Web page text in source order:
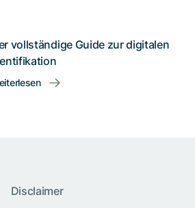
vollständige Guide zur digitalen
Disclaimer